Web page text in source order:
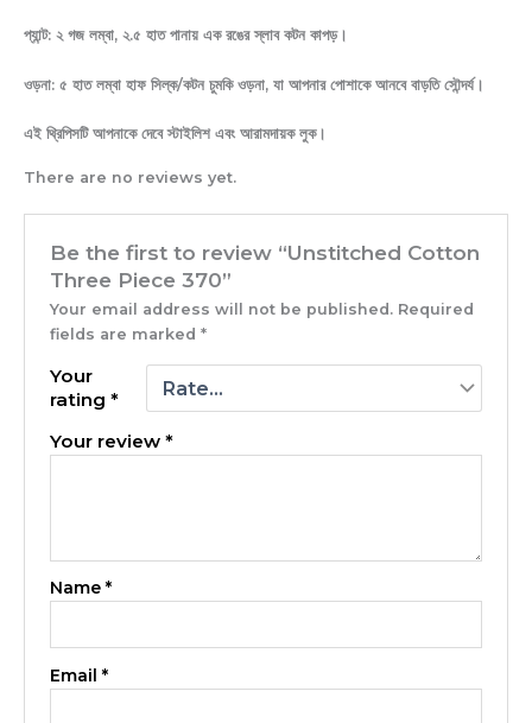
প্যান্ট: ২ গজ লম্বা, ২.৫ হাত পানায় এক রঙের স্লাব কটন কাপড়।
ওড়না: ৫ হাত লম্বা হাফ সিল্ক/কটন চুমকি ওড়না, যা আপনার পোশাকে আনবে বাড়তি সৌন্দর্য।
এই থ্রিপিসটি আপনাকে দেবে স্টাইলিশ এবং আরামদায়ক লুক।
There are no reviews yet.
Be the first to review “Unstitched Cotton
Three Piece 370”
Your email address will not be published. Required
fields are marked*
Your
rating*
Your review*
Name*
Email*